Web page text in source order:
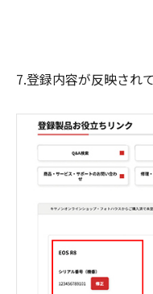
7.登録内容が反映され